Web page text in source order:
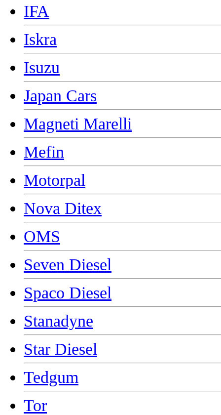
IFA
Iskra
Isuzu
Japan Cars
Magneti Marelli
Mefin
Motorpal
Nova Ditex
OMS
Seven Diesel
Spaco Diesel
Stanadyne
Star Diesel
Tedgum
Tor